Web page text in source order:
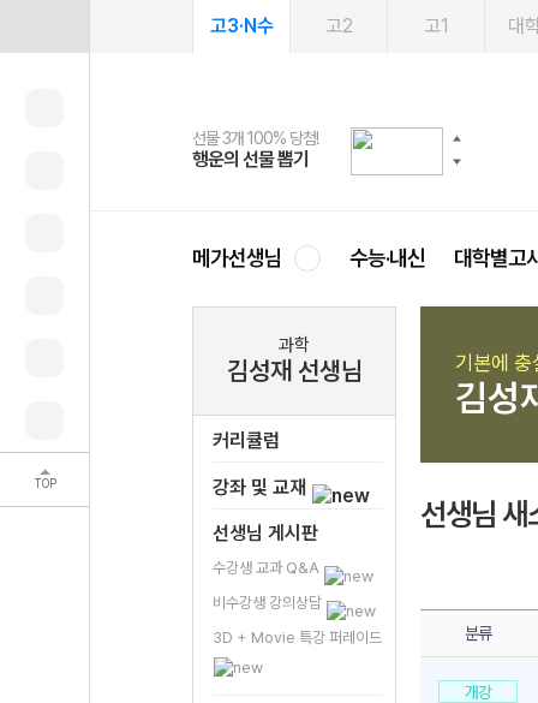
TOP
고3·N수 고2 고1 대
선물 3개 100% 당첨!
행운의 선물 뽑기
선물 100% 증정!
메가스터디 X 올리브
여름방학 스터디 캐시백
메가런 썸머스쿨
2027 러셀 단과
강사 공개선발
스마트러닝앱
설문 EVENT
메가패스
3일 무료 체험권
메가패스 수강생 무료혜택!
메가클럽 멤버십
사회공헌 캠페인
희망이룸 메가나눔
메가선생님 수능·내신 대학별고
과학
김성재 선생님
커리큘럼
강좌 및 교재
선생님 게시판
수강생 교과 Q&A
비수강생 강의상담
3D + Movie 특강 퍼레이드
기본에
김성
선생님 새
분류
개강